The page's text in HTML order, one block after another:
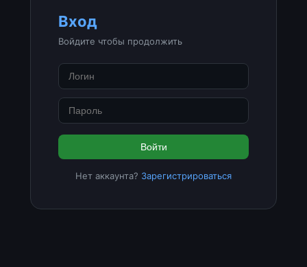
Вход
Войдите чтобы продолжить
Войти
Нет аккаунта? Зарегистрироваться